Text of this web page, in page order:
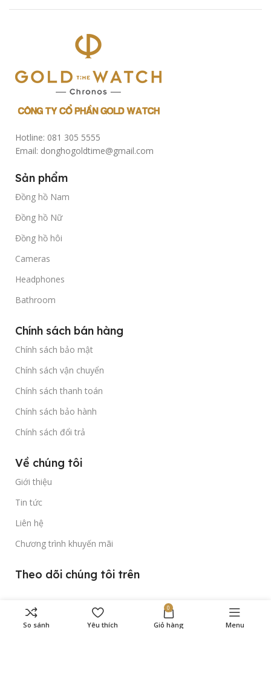
Hotline: 081 305 5555
Email: donghogoldtime@gmail.com
Sản phẩm
Đồng hồ Nam
Đồng hồ Nữ
Đồng hồ hôi
Cameras
Headphones
Bathroom
Chính sách bán hàng
Chính sách bảo mật
Chính sách vận chuyển
Chính sách thanh toán
Chính sách bảo hành
Chính sách đổi trả
Về chúng tôi
Giới thiệu
Tin tức
Liên hệ
Chương trình khuyến mãi
Theo dõi chúng tôi trên
Bản quyền thuộc về Gold Time Watch © 2023.
So sánh Yêu thích
0
Giỏ hàng Menu